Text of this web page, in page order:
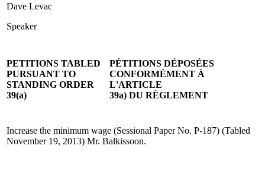
Dave Levac
Speaker
PETITIONS TABLED
PURSUANT TO
STANDING ORDER
39(a)
PÉTITIONS DÉPOSÉES
CONFORMÉMENT À
L'ARTICLE
39a) DU RÈGLEMENT
Increase the minimum wage (Sessional Paper No. P-187) (Tabled
November 19, 2013) Mr. Balkissoon.